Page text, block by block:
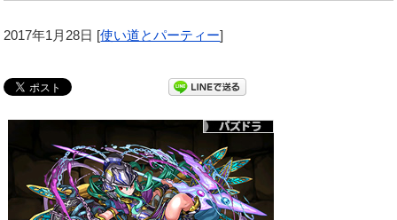
2017年1月28日 [使い道とパーティー]